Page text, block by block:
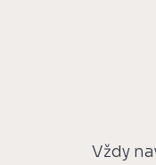
Vždy